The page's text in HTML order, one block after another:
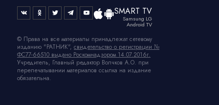
SMART TV
Samsung LG
Android TV
© Права на все материалы принадлежат сетевому
изданию "РАТНИК", свидетельство о регистрации №
ФС77-66510 выдано Роскомнадзором 14.07.2016г.
Учредитель, Главный редактор Волчков А.О. при
перепечатывании материалов ссылка на издание
обязательна.